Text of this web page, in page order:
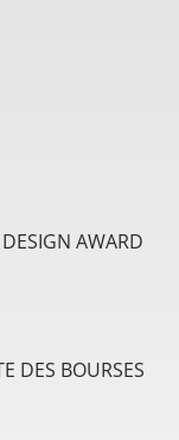
AWARD
DES BOURSES